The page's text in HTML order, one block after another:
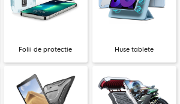
Folii de protectie Huse tablete